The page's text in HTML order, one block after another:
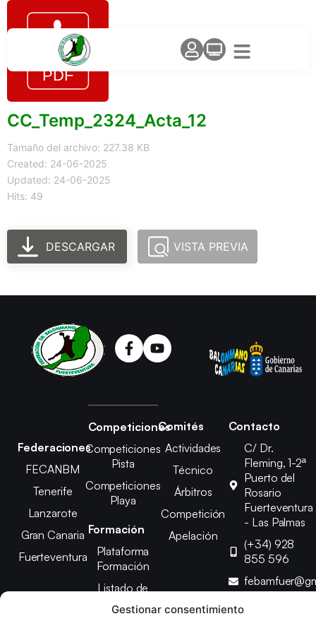
Gestionar consentimiento
CC_Temp_2324_Acta_12
Tamaño del archivo: 227.38 KB
Created: 24-06-2025
Updated: 24-06-2025
Hits: 49
DESCARGAR VISTA PREVIA
Federaciones
FECANBM
Tenerife
Lanzarote
Gran Canaria
Fuerteventura
Competiciones
Competiciones
Pista
Competiciones
Playa
Formación
Plataforma
Formación
Listado de
Cursos
Comités
Actividades
Técnico
Árbitros
Competición
Apelación
Contacto
C/ Dr.
Fleming, 1-2ª
Puerto del
Rosario
Fuerteventura
- Las Palmas
(+34) 928
855 596